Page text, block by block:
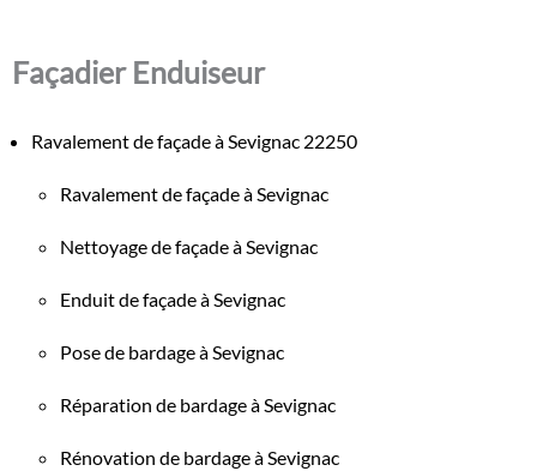
Façadier Enduiseur
Ravalement de façade à Sevignac 22250
Ravalement de façade à Sevignac
Nettoyage de façade à Sevignac
Enduit de façade à Sevignac
Pose de bardage à Sevignac
Réparation de bardage à Sevignac
Rénovation de bardage à Sevignac